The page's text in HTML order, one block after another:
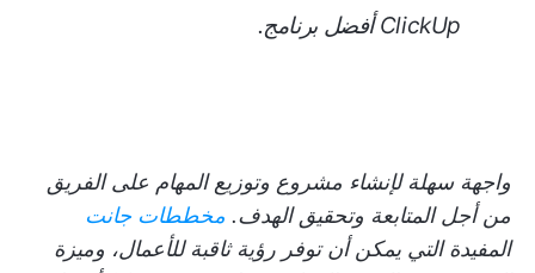
ClickUp أفضل برنامج.
واجهة سهلة لإنشاء مشروع وتوزيع المهام على الفريق
من أجل المتابعة وتحقيق الهدف. مخططات جانت
المفيدة التي يمكن أن توفر رؤية ثاقبة للأعمال، وميزة